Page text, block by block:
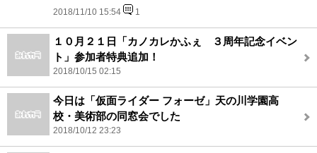
2018/11/10 15:54 1
１０月２１日「カノカレかふぇ ３周年記念イベン
ト」参加者特典追加！
2018/10/15 02:15
今日は「仮面ライダー フォーゼ」天の川学園高
校・美術部の同窓会でした
2018/10/12 23:23